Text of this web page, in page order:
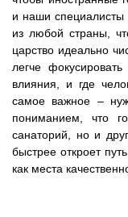
и наши специалисты
из любой страны,
царство идеально
легче
влияния, и где
самое важное –
пониманием, что
санаторий, но и
быстрее откроет
как места